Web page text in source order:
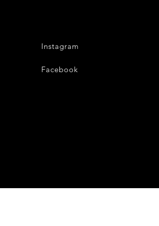
Instagram
Facebook